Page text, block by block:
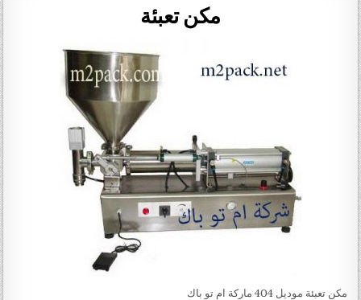
مكن تعبئة
مكن تعبئة موديل 404 ماركة ام تو باك